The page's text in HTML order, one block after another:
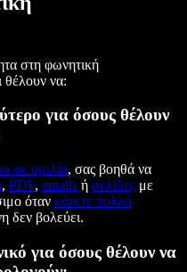
στη φωνητική
θέλουν να:
για όσους θέλουν
σε ομιλία, σας βοηθά να
, PDF, emails ή σελίδες με
όταν κάνετε πολλά
δεν βολεύει.
για όσους θέλουν να